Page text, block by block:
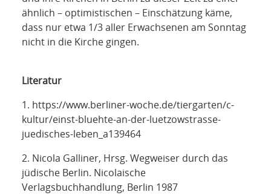
ähnlich – optimistischen – Einschätzung käme,
dass nur etwa 1/3 aller Erwachsenen am Sonntag
nicht in die Kirche gingen.
Literatur
1. https://www.berliner-woche.de/tiergarten/c-
kultur/einst-bluehte-an-der-luetzowstrasse-
juedisches-leben_a139464
2. Nicola Galliner, Hrsg. Wegweiser durch das
jüdische Berlin. Nicolaische
Verlagsbuchhandlung, Berlin 1987